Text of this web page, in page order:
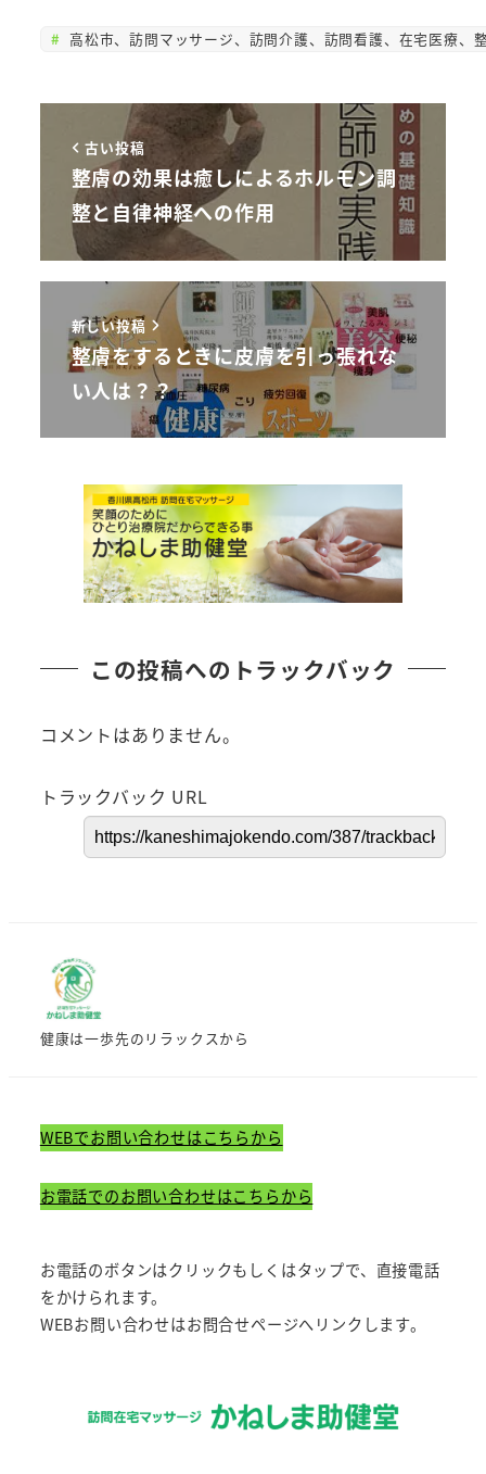
高松市、訪問マッサージ、訪問介護、訪問看護、在宅医療
古い投稿
整膚の効果は癒しによるホルモン調
整と自律神経への作用
新しい投稿
整膚をするときに皮膚を引っ張れな
い人は？？
この投稿へのトラックバック
コメントはありません。
トラックバック URL
健康は一歩先のリラックスから
WEBでお問い合わせはこちらから
お電話でのお問い合わせはこちらから
お電話のボタンはクリックもしくはタップで、直接電話
をかけられます。
WEBお問い合わせはお問合せページへリンクします。